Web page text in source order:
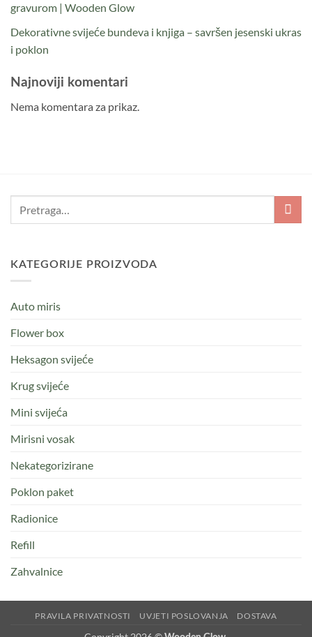
gravurom | Wooden Glow
Dekorativne svijeće bundeva i knjiga – savršen jesenski ukras
i poklon
Najnoviji komentari
Nema komentara za prikaz.
KATEGORIJE PROIZVODA
Auto miris
Flower box
Heksagon svijeće
Krug svijeće
Mini svijeća
Mirisni vosak
Nekategorizirane
Poklon paket
Radionice
Refill
Zahvalnice
PRAVILA PRIVATNOSTI UVJETI POSLOVANJA DOSTAVA